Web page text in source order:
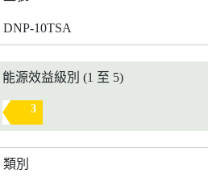
DNP-10TSA
能源效益級別 (1 至 5)
3
類別